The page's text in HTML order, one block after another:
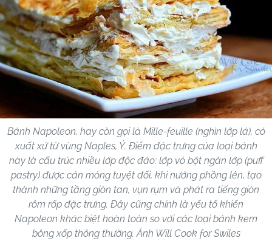
Bánh Napoleon, hay còn gọi là Mille-feuille (nghìn lớp lá), có
xuất xứ từ vùng Naples, Ý. Điểm đặc trưng của loại bánh
này là cấu trúc nhiều lớp độc đáo: lớp vỏ bột ngàn lớp (puff
pastry) được cán mỏng tuyệt đối, khi nướng phồng lên, tạo
thành những tầng giòn tan, vụn rụm và phát ra tiếng giòn
rôm rốp đặc trưng. Đây cũng chính là yếu tố khiến
Napoleon khác biệt hoàn toàn so với các loại bánh kem
bông xốp thông thường. Ảnh Will Cook for Swiles